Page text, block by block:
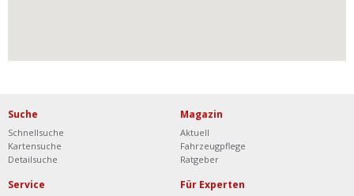
Suche
Schnellsuche
Kartensuche
Detailsuche
Magazin
Aktuell
Fahrzeugpflege
Ratgeber
Service Für Experten